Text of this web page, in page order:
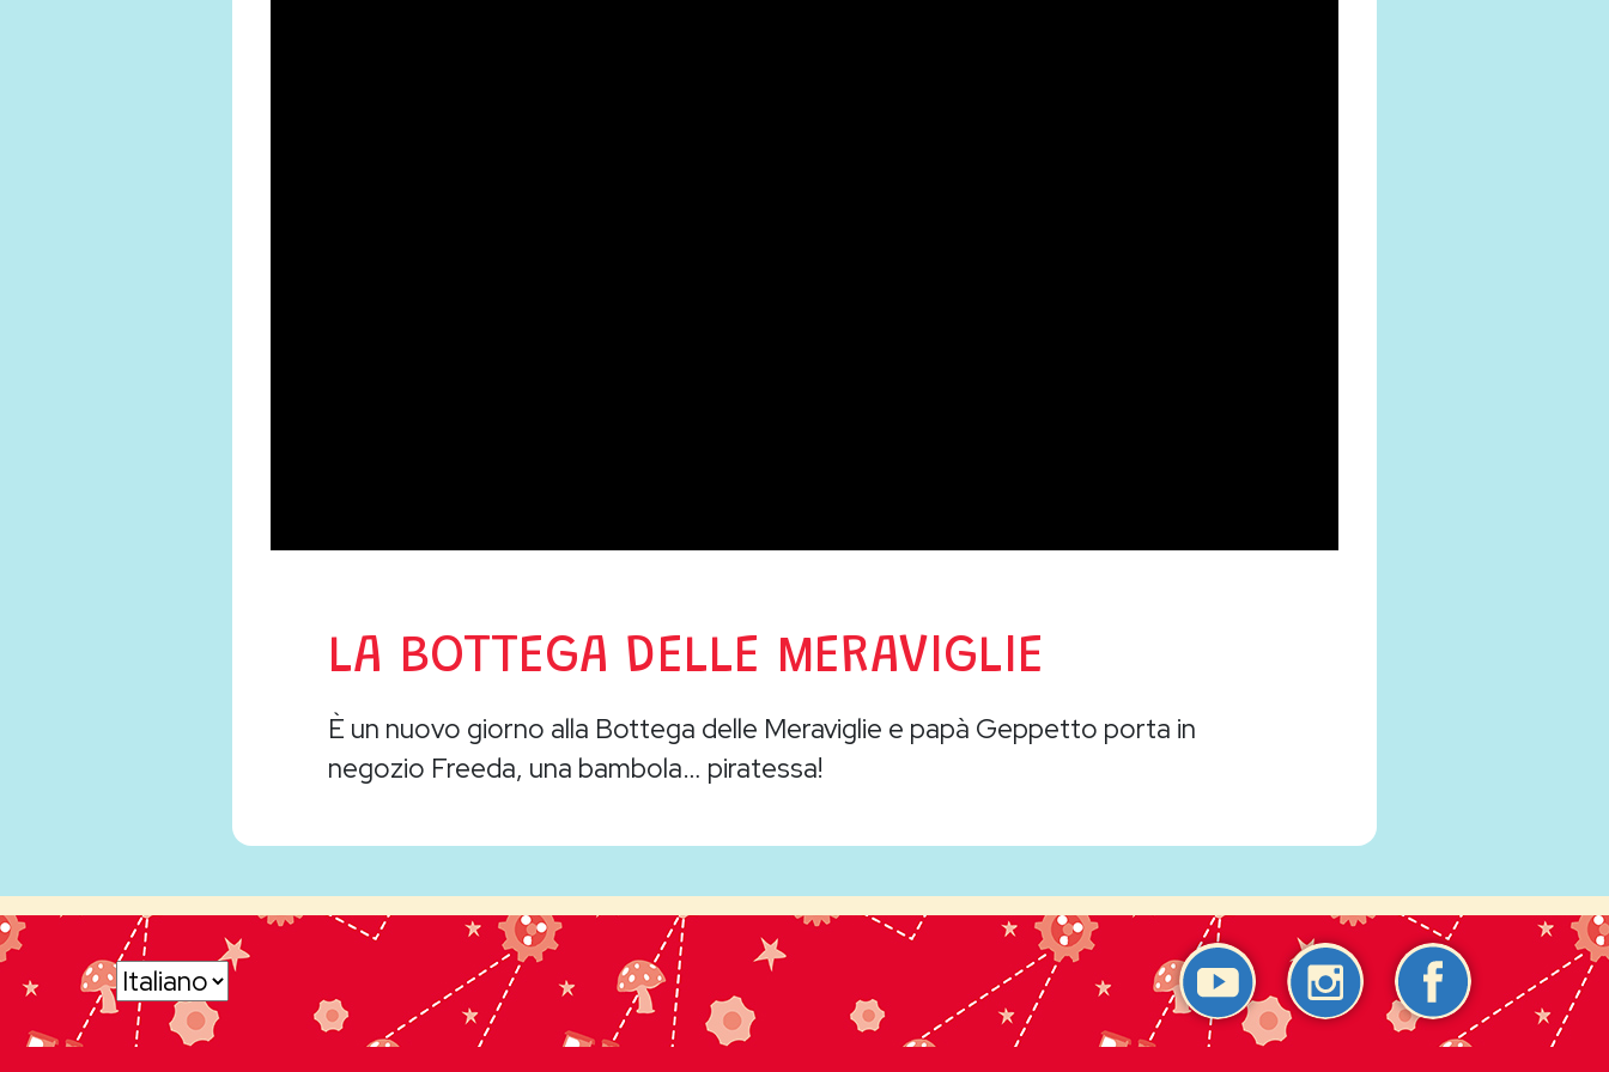
LA BOTTEGA DELLE MERAVIGLIE
È un nuovo giorno alla Bottega delle Meraviglie e papà Geppetto porta in
negozio Freeda, una bambola… piratessa!